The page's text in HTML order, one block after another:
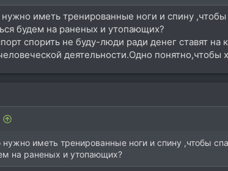
иметь тренированные ноги и спину
будем на раненых и утопающих?
спорить не буду-люди ради денег ставят на
деятельности.Одно понятно,чтобы
иметь тренированные ноги и спину ,чтобы
на раненых и утопающих?